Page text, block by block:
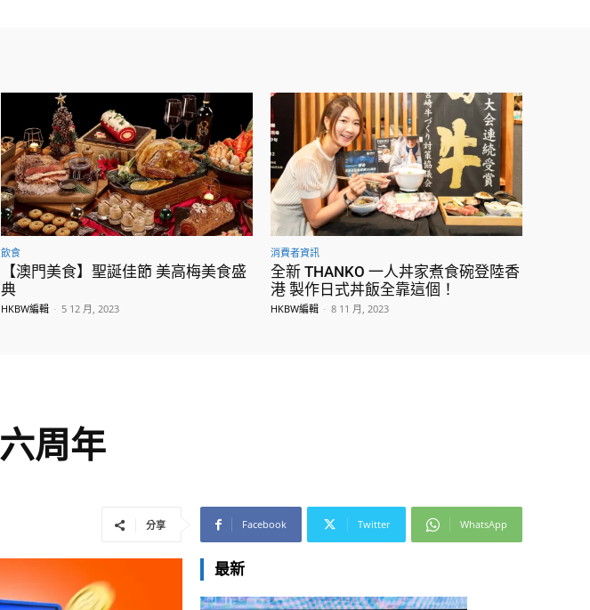
飲食
【澳門美食】聖誕佳節 美高梅美食盛
典
HKBW編輯 - 5 12 月, 2023
消費者資訊
全新 THANKO 一人丼家煮食碗登陸香
港 製作日式丼飯全靠這個！
HKBW編輯 - 8 11 月, 2023